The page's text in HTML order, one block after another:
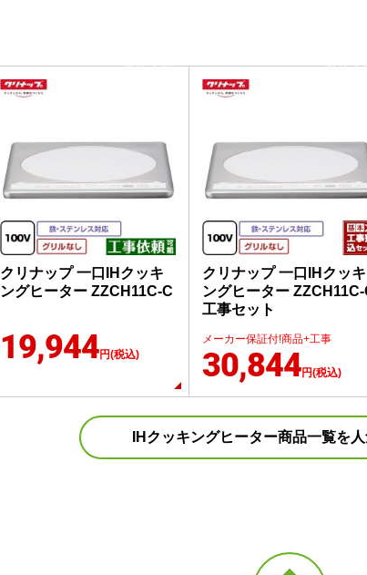
当店人気
クリナップ 一口IHクッキ
ングヒーター ZZCH11C-C
19,944円(税込)
当店人
クリナップ 一口IHクッキ
ングヒーター ZZCH11C-
工事セット
メーカー保証付!商品+工事
30,844円(税込)
IHクッキングヒーター商品一覧を